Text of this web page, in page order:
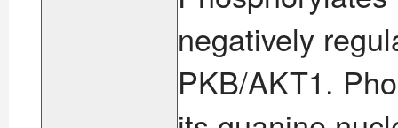
negatively
PKB/AKT1.